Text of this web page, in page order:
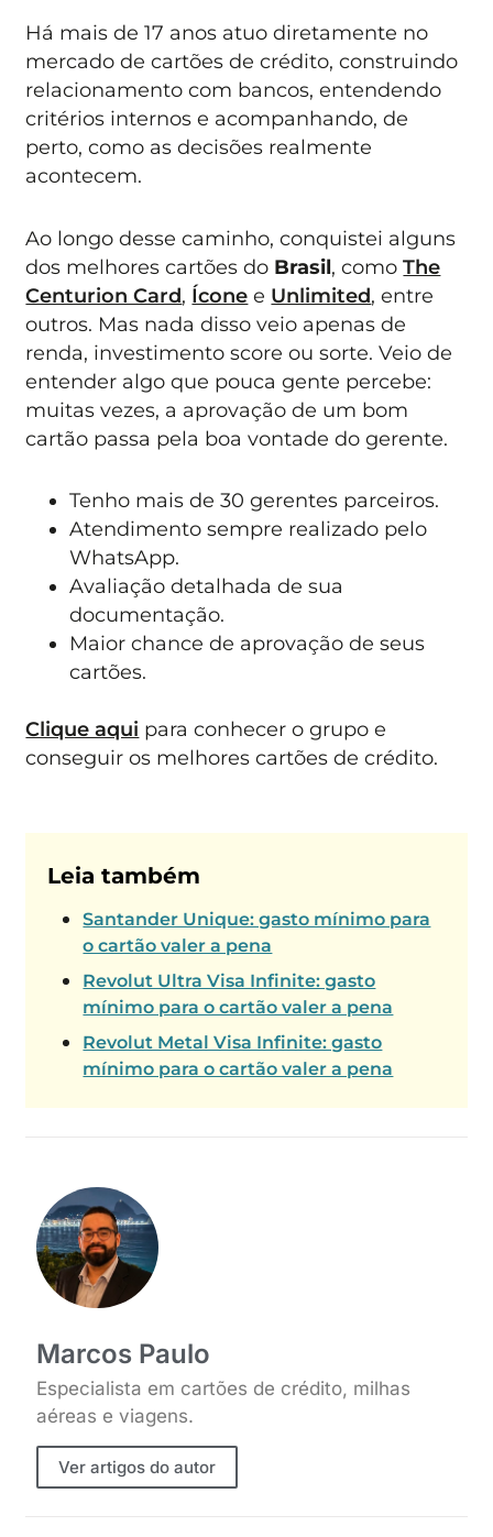
Há mais de 17 anos atuo diretamente no
mercado de cartões de crédito, construindo
relacionamento com bancos, entendendo
critérios internos e acompanhando, de
perto, como as decisões realmente
acontecem.
Ao longo desse caminho, conquistei alguns
dos melhores cartões do Brasil, comoThe
Centurion Card, Ícone e Unlimited, entre
outros. Mas nada disso veio apenas de
renda, investimento score ou sorte. Veio de
entender algo que pouca gente percebe:
muitas vezes, a aprovação de um bom
cartão passa pela boa vontade do gerente.
Tenho mais de 30 gerentes parceiros.
Atendimento sempre realizado pelo
WhatsApp.
Avaliação detalhada de sua
documentação.
Maior chance de aprovação de seus
cartões.
Clique aqui para conhecer o grupo e
conseguir os melhores cartões de crédito.
Leia também
Santander Unique: gasto mínimo para
o cartão valer a pena
Revolut Ultra Visa Infinite: gasto
mínimo para o cartão valer a pena
Revolut Metal Visa Infinite: gasto
mínimo para o cartão valer a pena
Marcos Paulo
Especialista em cartões de crédito, milhas
aéreas e viagens.
Ver artigos do autor